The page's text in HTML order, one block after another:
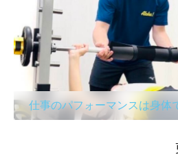
仕事のパフォーマンスは身体